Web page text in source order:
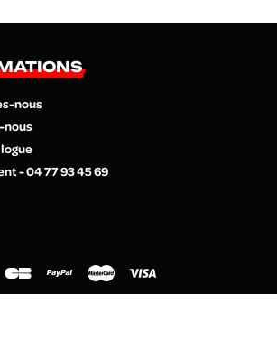
nous
nous
- 04 77 93 45 69